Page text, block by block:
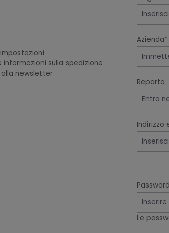
sulla spedizione
newsletter
Azienda*
Reparto
Indirizzo
Le